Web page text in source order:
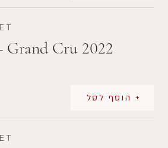
Grand Cru 2022
+ הוסף לסל